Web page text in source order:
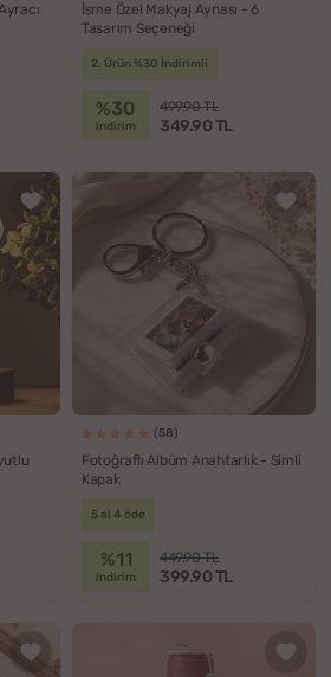
İsme Özel Makyaj Aynası - 6
Tasarım Seçeneği
2. Ürün %30 İndirimli
%30
indirim
499.90 TL
349.90 TL
(58)
Fotoğraflı Albüm Anahtarlık - Simli
Kapak
5 al 4 öde
%11
indirim
449.90 TL
399.90 TL